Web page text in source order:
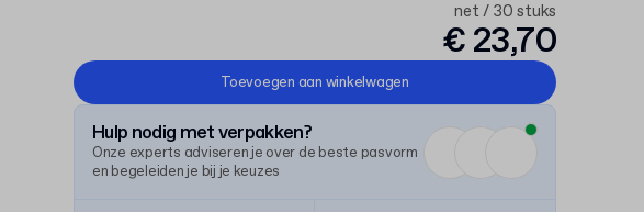
net / 30 stuks
€ 23,70
Toevoegen aan winkelwagen
Hulp nodig met verpakken?
Onze experts adviseren je over de beste pasvorm
en begeleiden je bij je keuzes